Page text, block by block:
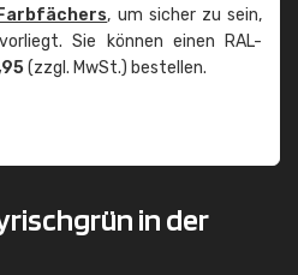
, um sicher zu sein,
Sie können einen RAL-
(zzgl. MwSt.) bestellen.
in der